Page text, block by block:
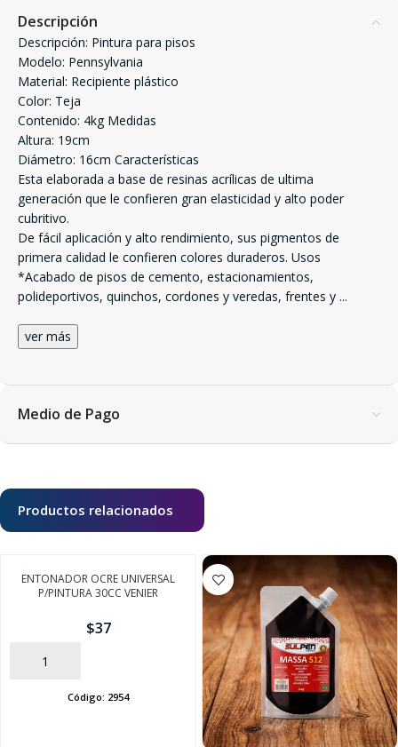
Descripción
Descripción: Pintura para pisos
Modelo: Pennsylvania
Material: Recipiente plástico
Color: Teja
Contenido: 4kg Medidas
Altura: 19cm
Diámetro: 16cm Características
Esta elaborada a base de resinas acrílicas de ultima
generación que le confieren gran elasticidad y alto poder
cubritivo.
De fácil aplicación y alto rendimiento, sus pigmentos de
primera calidad le confieren colores duraderos. Usos
*Acabado de pisos de cemento, estacionamientos,
polideportivos, quinchos, cordones y veredas, frentes y ...
ver más
Medio de Pago
Productos relacionados
ENTONADOR OCRE UNIVERSAL
P/PINTURA 30CC VENIER
$37
AÑADIR
Código: 2954